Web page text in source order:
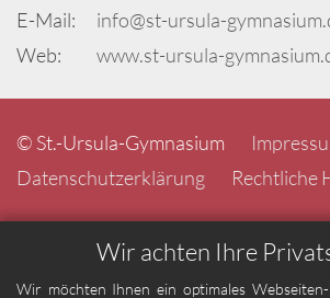
Wir achten Ihre
Wir möchten Ihnen ein optimales
E-Mail:
info@st-ursula-
Web:
www.st-ursula-
© St.-Ursula-Gymnasium
Datenschutzerklärung
Rechtliche